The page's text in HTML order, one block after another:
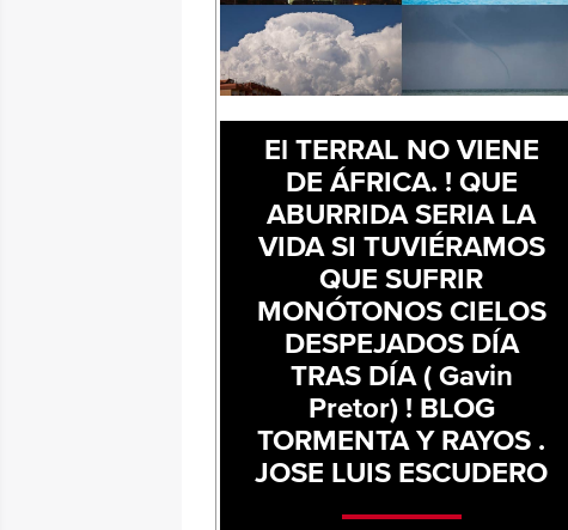
El TERRAL NO VIENE
DE ÁFRICA. ! QUE
ABURRIDA SERIA LA
VIDA SI TUVIÉRAMOS
QUE SUFRIR
MONÓTONOS CIELOS
DESPEJADOS DÍA
TRAS DÍA ( Gavin
Pretor) ! BLOG
TORMENTA Y RAYOS .
JOSE LUIS ESCUDERO